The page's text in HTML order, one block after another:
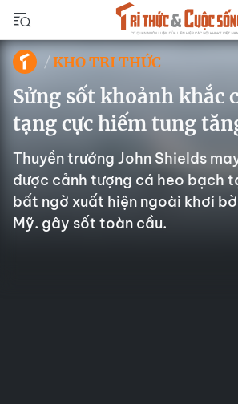
KHO TRI THỨC
Sửng sốt khoảnh khắc
tạng cực hiếm tung
Thuyền trưởng John Shields
được cảnh tượng cá heo bạch
bất ngờ xuất hiện ngoài khơi
Mỹ. gây sốt toàn cầu.